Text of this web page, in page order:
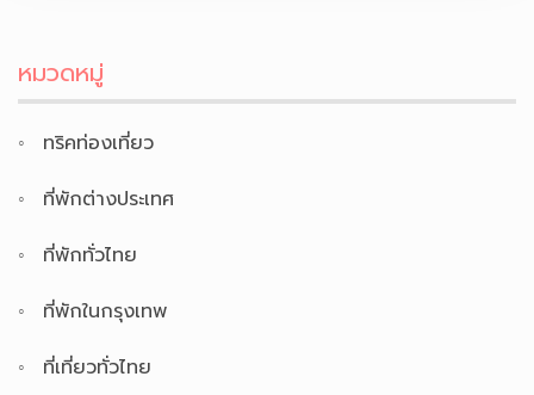
หมวดหมู่
ทริคท่องเที่ยว
ที่พักต่างประเทศ
ที่พักทั่วไทย
ที่พักในกรุงเทพ
ที่เที่ยวทั่วไทย